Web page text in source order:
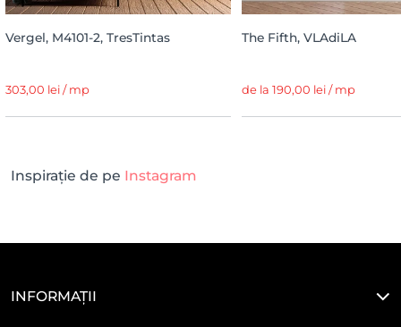
Vergel, M4101-2, TresTintas
303,00 lei / mp
The Fifth, VLAdiLA
de la 190,00 lei / mp
Inspirație de pe Instagram
INFORMAȚII